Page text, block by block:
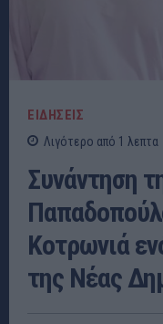
ΕΙΔΗΣΕΙΣ
Λιγότερο από 1 λεπτα
Συνάντηση
Κοτρωνιά
της Νέας